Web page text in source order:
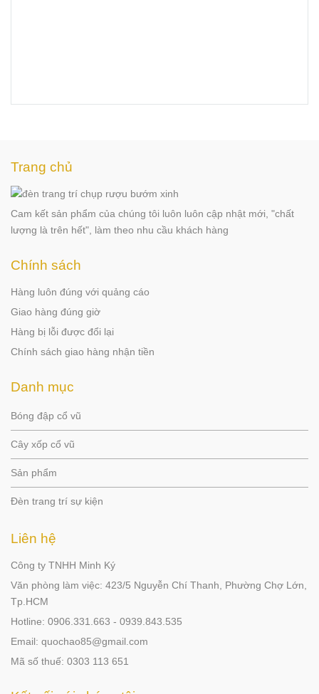
Trang chủ
Cam kết sản phẩm của chúng tôi luôn luôn cập nhật mới, "chất
lượng là trên hết", làm theo nhu cầu khách hàng
Chính sách
Hàng luôn đúng với quảng cáo
Giao hàng đúng giờ
Hàng bị lỗi được đổi lại
Chính sách giao hàng nhận tiền
Danh mục
Bóng đập cổ vũ
Cây xốp cổ vũ
Sản phẩm
Đèn trang trí sự kiện
Liên hệ
Công ty TNHH Minh Ký
Văn phòng làm việc: 423/5 Nguyễn Chí Thanh, Phường Chợ Lớn,
Tp.HCM
Hotline: 0906.331.663 - 0939.843.535
Email: quochao85@gmail.com
Mã số thuế: 0303 113 651